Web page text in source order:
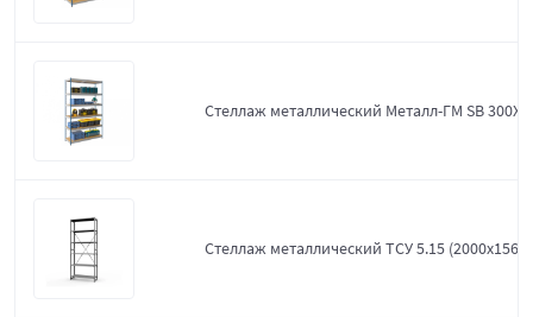
Стеллаж металлический Металл-ГМ SB
Стеллаж металлический ТСУ 5.15